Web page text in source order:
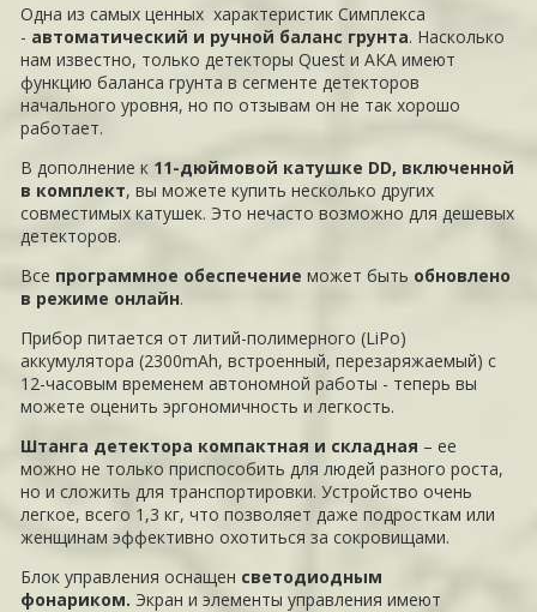
Одна из самых ценных характеристик Симплекса
- автоматический и ручной баланс грунта. Насколько
нам известно, только детекторы Quest и АКА имеют
функцию баланса грунта в сегменте детекторов
начального уровня, но по отзывам он не так хорошо
работает.
В дополнение к 11-дюймовой катушке DD, включенной
в комплект, вы можете купить несколько других
совместимых катушек. Это нечасто возможно для дешевых
детекторов.
Все программное обеспечение может быть обновлено
в режиме онлайн.
Прибор питается от литий-полимерного (LiPo)
аккумулятора (2300mAh, встроенный, перезаряжаемый) с
12-часовым временем автономной работы - теперь вы
можете оценить эргономичность и легкость.
Штанга детектора компактная и складная – ее
можно не только приспособить для людей разного роста,
но и сложить для транспортировки. Устройство очень
легкое, всего 1,3 кг, что позволяет даже подросткам или
женщинам эффективно охотиться за сокровищами.
Блок управления оснащен светодиодным
фонариком. Экран и элементы управления имеют